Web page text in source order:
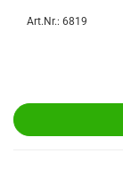
Art.Nr.: 6819